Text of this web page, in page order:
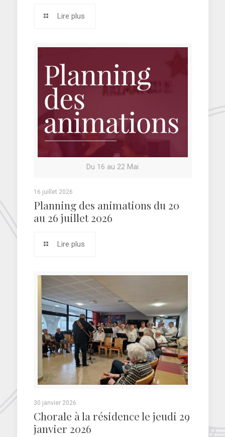
Lire plus
Du 16 au 22 Mai
16 juillet 2026
Planning des animations du 20
au 26 juillet 2026
Lire plus
30 janvier 2026
Chorale à la résidence le jeudi 29
janvier 2026